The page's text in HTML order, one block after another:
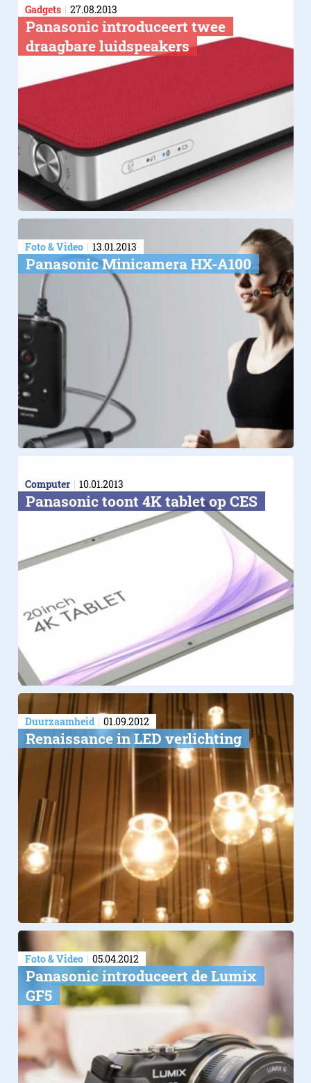
Gadgets 27.08.2013
Panasonic introduceert twee
draagbare luidspeakers
Foto & Video 13.01.2013
Panasonic Minicamera HX-A100
Computer 10.01.2013
Panasonic toont 4K tablet op CES
Duurzaamheid 01.09.2012
Renaissance in LED verlichting
Foto & Video 05.04.2012
Panasonic introduceert de Lumix
GF5